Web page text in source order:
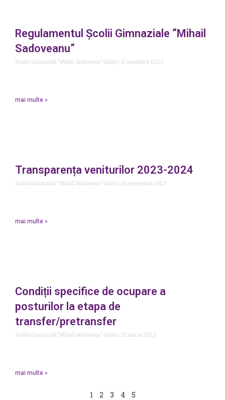
Regulamentul Școlii Gimnaziale ”Mihail
Sadoveanu”
Scoala Gimnaziala "Mihail Sadoveanu" Galati 13 noiembrie 2023
mai multe »
Transparența veniturilor 2023-2024
Scoala Gimnaziala "Mihail Sadoveanu" Galati 28 septembrie 2023
mai multe »
Condiții specifice de ocupare a
posturilor la etapa de
transfer/pretransfer
Scoala Gimnaziala "Mihail Sadoveanu" Galati 29 martie 2023
mai multe »
1 2 3 4 5